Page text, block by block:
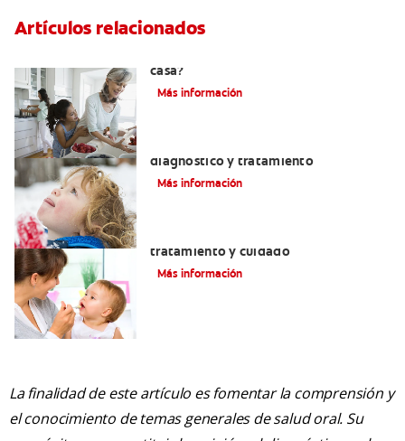
Artículos relacionados
casa?
Más información
diagnóstico y tratamiento
Más información
tratamiento y cuidado
Más información
La finalidad de este artículo es fomentar la comprensión y
el conocimiento de temas generales de salud oral. Su